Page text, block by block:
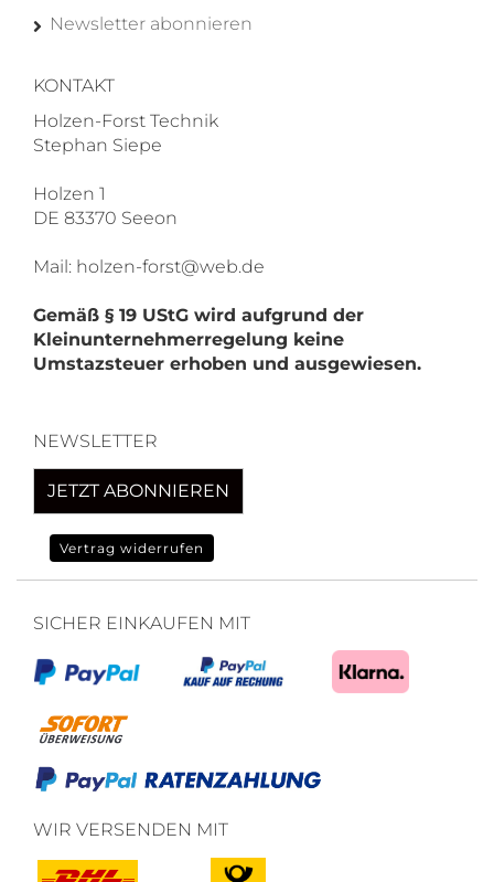
Newsletter abonnieren
KONTAKT
Holzen-Forst Technik
Stephan Siepe
Holzen 1
DE 83370 Seeon
Mail: holzen-forst@web.de
Gemäß § 19 UStG wird aufgrund der
Kleinunternehmerregelung keine
Umstazsteuer erhoben und ausgewiesen.
NEWSLETTER
JETZT ABONNIEREN
Vertrag widerrufen
SICHER EINKAUFEN MIT
WIR VERSENDEN MIT